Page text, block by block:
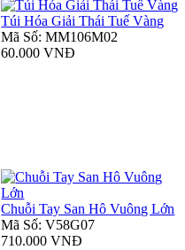
Túi Hóa Giải Thái Tuế Vàng
Mã Số: MM106M02
60.000 VNĐ
Chuỗi Tay San Hô Vuông Lớn
Mã Số: V58G07
710.000 VNĐ